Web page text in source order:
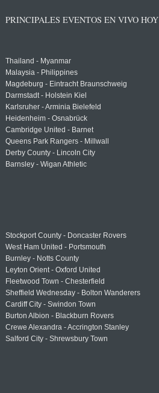
PRINCIPALES EVENTOS EN VIVO HOY
Thailand - Myanmar
Malaysia - Philippines
Magdeburg - Eintracht Braunschweig
Darmstadt - Holstein Kiel
Karlsruher - Arminia Bielefeld
Heidenheim - Osnabrück
Cambridge United - Barnet
Queens Park Rangers - Millwall
Derby County - Lincoln City
Barnsley - Wigan Athletic
Stockport County - Doncaster Rovers
West Ham United - Portsmouth
Burnley - Notts County
Leyton Orient - Oxford United
Fleetwood Town - Chesterfield
Sheffield Wednesday - Bolton Wanderers
Cardiff City - Swindon Town
Burton Albion - Blackburn Rovers
Crewe Alexandra - Accrington Stanley
Salford City - Shrewsbury Town